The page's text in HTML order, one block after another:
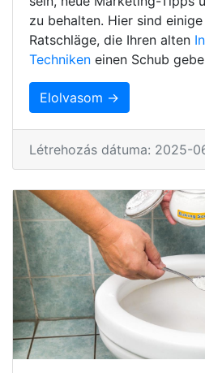
zu behalten. Hier sind
Ratschläge, die Ihren alten
Techniken einen Schub
Elolvasom →
Létrehozás dátuma: 2025-